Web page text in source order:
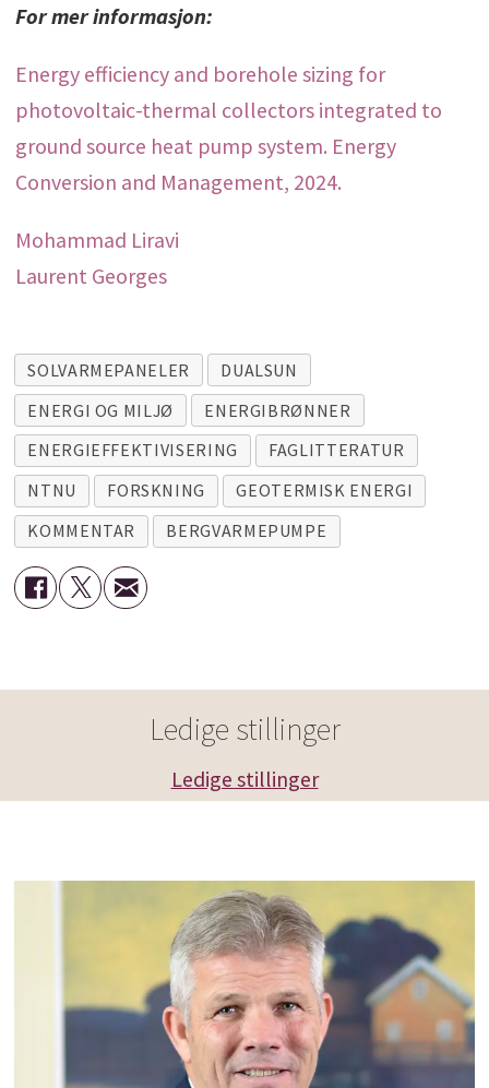
For mer informasjon:
Energy efficiency and borehole sizing for
photovoltaic-thermal collectors integrated to
ground source heat pump system. Energy
Conversion and Management, 2024.
Mohammad Liravi
Laurent Georges
SOLVARMEPANELER
DUALSUN
ENERGI OG MILJØ
ENERGIBRØNNER
ENERGIEFFEKTIVISERING
FAGLITTERATUR
NTNU
FORSKNING
GEOTERMISK ENERGI
KOMMENTAR
BERGVARMEPUMPE
Ledige stillinger
Ledige stillinger